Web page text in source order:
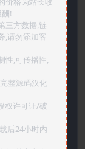
!
三方数据,链
,请勿添加客
性,可传播性,
整源码汉化
权许可证/破
后24小时内